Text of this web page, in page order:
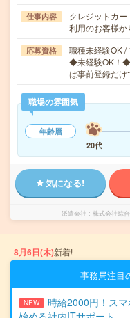
仕事内容
クレジットカ
利用のお客様
応募資格
職種未経験OK /
◆未経験OK！
は事前登録だ
職場の雰囲気
年齢層
20代
気になる!
派遣会社 株式会社綜
8月6日(木)新着!
事務局注目
NEW
時給2000円！ス